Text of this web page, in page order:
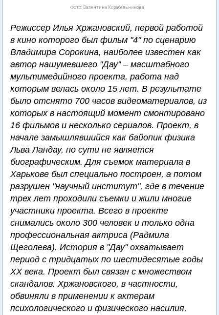
Фото: Валентина Корабельникова
Режиссер Илья Хржановский, первой работой
в кино которого был фильм "4" по сценарию
Владимира Сорокина, наиболее известен как
автор нашумевшего "Дау" – масштабного
мультимедийного проекта, работа над
которым велась около 15 лет. В результате
было отснято 700 часов видеоматериалов, из
которых в настоящий момент смонтировано
16 фильмов и несколько сериалов. Проект, в
начале замышлявшийся как байопик физика
Льва Ландау, по сути не является
биографическим. Для съемок материала в
Харькове был специально построен, а потом
разрушен "научный институт", где в течение
трех лет проходили съемки и жили многие
участники проекта. Всего в проекте
снимались около 300 человек и только одна
профессиональная актриса (Радмила
Щеголева). История в "Дау" охватывает
период с тридцатых по шестидесятые годы
XX века. Проект был связан с множеством
скандалов. Хржановского, в частности,
обвиняли в применении к актерам
психологического и физического насилия,